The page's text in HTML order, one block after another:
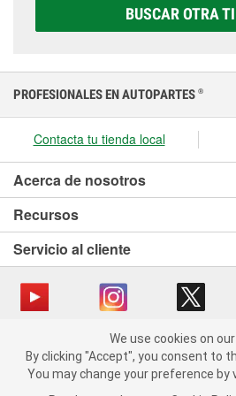
correcta para tu vehículo y
BUSCAR OTRA
We use cookies on our website. By
to the use of All the
You may change your preference
PROFESIONALES EN AUTOPARTES ®
Contacta tu tienda local
Acerca de nosotros
Recursos
Servicio al cliente
Copyright © 2008-2026 O’Reilly Auto Parts v
catalog_main
Política de privacidad
Ley de
We use cookies on
By clicking "Accept", you consent to
You may change your preference by